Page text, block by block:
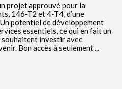
projet approuvé pour la
146-T2 et 4-T4, d’une
potentiel de développement
essentiels, ce qui en fait un
investir avec
Bon accès à seulement ...